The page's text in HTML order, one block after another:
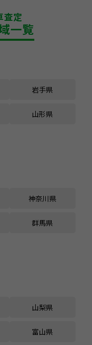
査定
一覧
岩手県
山形県
神奈川県
群馬県
山梨県
富山県